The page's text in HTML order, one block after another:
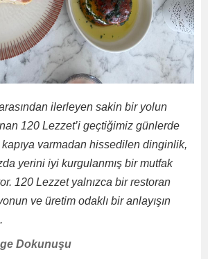
ilerleyen sakin bir yolun
120 Lezzet’i geçtiğimiz günlerde
varmadan hissedilen dinginlik,
yerini iyi kurgulanmış bir mutfak
120 Lezzet yalnızca bir restoran
ve üretim odaklı bir anlayışın
Dokunuşu